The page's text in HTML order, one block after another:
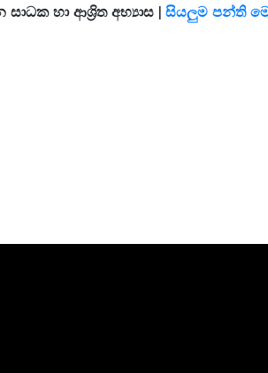
සාධක හා ආශ්‍රිත අභ්‍යාස | සියලුම පන්ති